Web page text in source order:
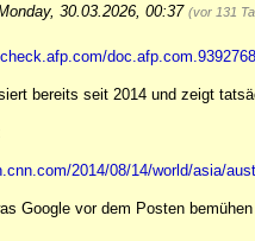
30.03.2026, 00:37 (vor 131
doc.afp.com.9392768
bereits seit 2014 und zeigt
2014/08/14/world/asia/
Google vor dem Posten